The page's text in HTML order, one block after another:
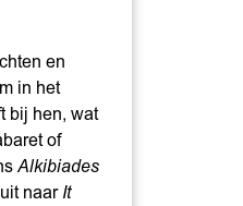
en
in het
bij hen, wat
of
Alkibiades
naar It